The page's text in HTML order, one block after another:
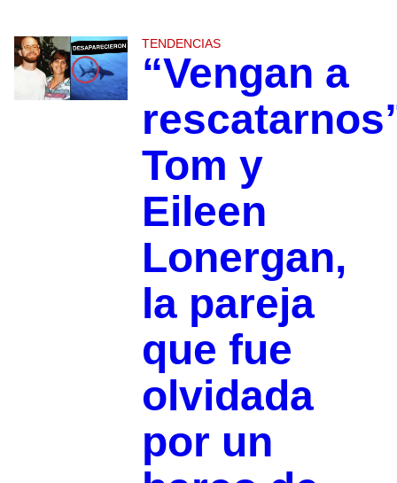
TENDENCIAS
“Vengan a
Tom y
Eileen
Lonergan,
la pareja
que fue
olvidada
por un